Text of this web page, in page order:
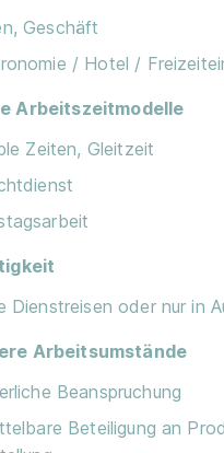
zum Verkäufer (m/w/
zum Verkäufer (m/w/
Geschäft
/ Hotel /
Arbeitszeitmodelle
Zeiten, Gleitzeit
Dienstreisen oder nur in
Arbeitsumstände
Beanspruchung
Beteiligung an